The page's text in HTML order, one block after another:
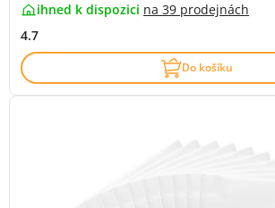
ihned k dispozici na 39 prodejnách
4.7
Do košíku